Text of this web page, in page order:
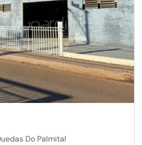
Do Palmital